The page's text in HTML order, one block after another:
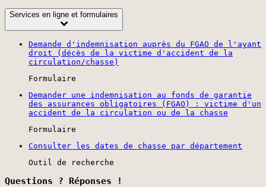
Services en ligne et formulaires
Demande d'indemnisation auprès du FGAO de l'ayant
droit (décès de la victime d'accident de la
circulation/chasse)
Formulaire
Demander une indemnisation au fonds de garantie
des assurances obligatoires (FGAO) : victime d'un
accident de la circulation ou de la chasse
Formulaire
Consulter les dates de chasse par département
Outil de recherche
Questions ? Réponses !